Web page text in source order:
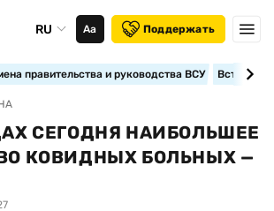
RU Аа Поддержать
правительства и руководства ВСУ
СЕГОДНЯ НАИБОЛЬШЕЕ
КОВИДНЫХ БОЛЬНЫХ —